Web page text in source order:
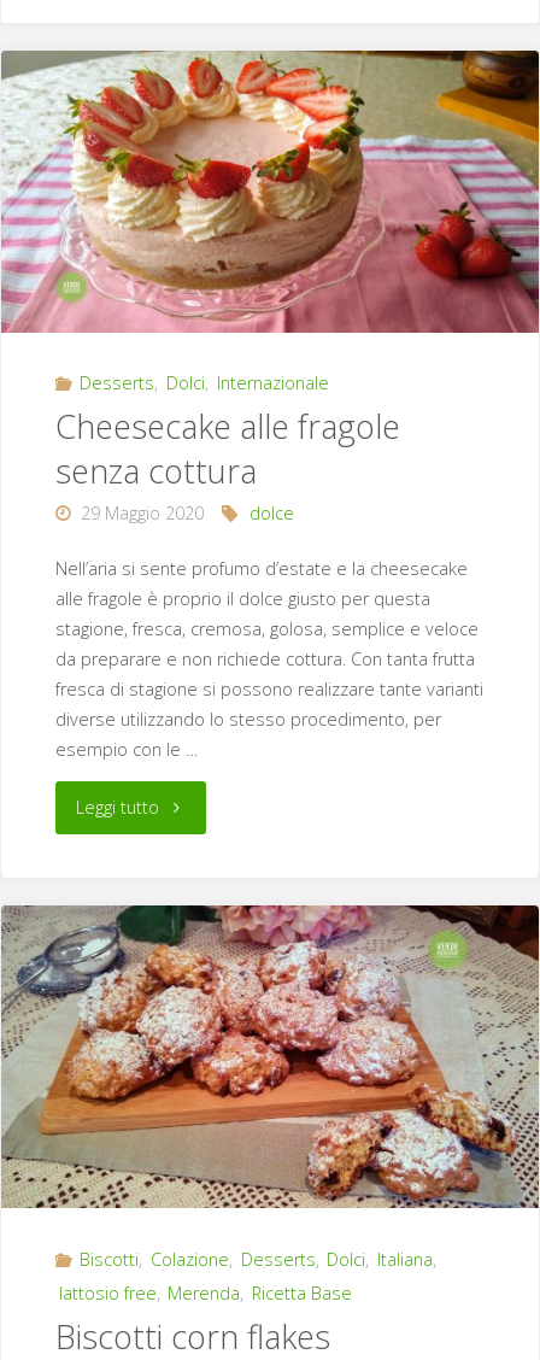
caffè
e
gocce
di
cioccolato"
Desserts, Dolci, Internazionale
Cheesecake alle fragole
senza cottura
29 Maggio 2020 dolce
Nell’aria si sente profumo d’estate e la cheesecake
alle fragole è proprio il dolce giusto per questa
stagione, fresca, cremosa, golosa, semplice e veloce
da preparare e non richiede cottura. Con tanta frutta
fresca di stagione si possono realizzare tante varianti
diverse utilizzando lo stesso procedimento, per
esempio con le …
Leggi tutto"Cheesecake
fragole
senza
cottura"
Biscotti, Colazione, Desserts, Dolci, Italiana,
lattosio free, Merenda, Ricetta Base
Biscotti corn flakes